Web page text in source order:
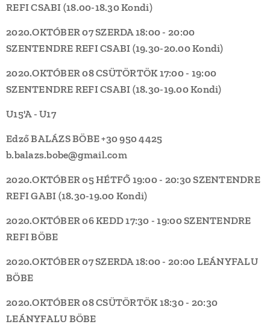
REFICSABI (18.00-18.30Kondi)
2020.OKTÓBER 07 SZERDA18:00 - 20:00
SZENTENDRE REFICSABI (19.30-20.00Kondi)
2020.OKTÓBER 08 CSÜTÖRTÖK 17:00 - 19:00
SZENTENDRE REFICSABI (18.30-19.00Kondi)
U15'A - U17
Edző BALÁZS BÖBE +30 950 4425
b.balazs.bobe@gmail.com
2020.OKTÓBER 05 HÉTFŐ 19:00 - 20:30SZENTENDRE
REFIGABI (18.30-19.00 Kondi)
2020.OKTÓBER 06 KEDD17:30 - 19:00SZENTENDRE
REFIBÖBE
2020.OKTÓBER 07 SZERDA18:00 - 20:00 LEÁNYFALU
BÖBE
2020.OKTÓBER 08 CSÜTÖRTÖK 18:30 - 20:30
LEÁNYFALU BÖBE